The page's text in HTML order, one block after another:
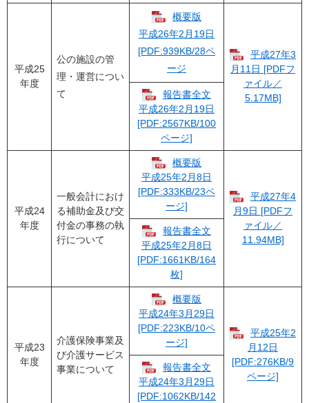
平成25
年度
公の施設の管
理・運営につい
て
概要版
平成26年2月19日
[PDF:939KB/28ペ
ージ
平成27年3
月11日 [PDFフ
ァイル／
5.17MB]
報告書全文
平成26年2月19日
[PDF:2567KB/100
ページ]
平成24
年度
一般会計におけ
る補助金及び交
付金の事務の執
行について
概要版
平成25年2月8日
[PDF:333KB/23ペ
ージ]
平成27年4
月9日 [PDFフ
ァイル／
11.94MB]
報告書全文
平成25年2月8日
[PDF:1661KB/164
枚]
平成23
年度
介護保険事業及
び介護サービス
事業について
概要版
平成24年3月29日
[PDF:223KB/10ペ
ージ]
平成25年2
月12日
[PDF:276KB/9
ページ]
報告書全文
平成24年3月29日
[PDF:1062KB/142